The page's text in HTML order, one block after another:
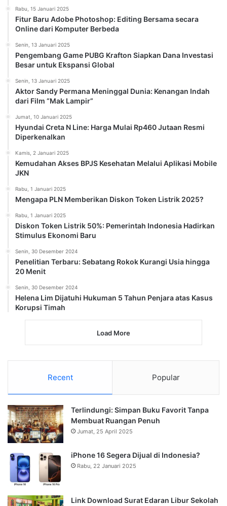
Rabu, 15 Januari 2025
Fitur Baru Adobe Photoshop: Editing Bersama secara
Online dari Komputer Berbeda
Senin, 13 Januari 2025
Pengembang Game PUBG Krafton Siapkan Dana Investasi
Besar untuk Ekspansi Global
Senin, 13 Januari 2025
Aktor Sandy Permana Meninggal Dunia: Kenangan Indah
dari Film “Mak Lampir”
Jumat, 10 Januari 2025
Hyundai Creta N Line: Harga Mulai Rp460 Jutaan Resmi
Diperkenalkan
Kamis, 2 Januari 2025
Kemudahan Akses BPJS Kesehatan Melalui Aplikasi Mobile
JKN
Rabu, 1 Januari 2025
Mengapa PLN Memberikan Diskon Token Listrik 2025?
Rabu, 1 Januari 2025
Diskon Token Listrik 50%: Pemerintah Indonesia Hadirkan
Stimulus Ekonomi Baru
Senin, 30 Desember 2024
Penelitian Terbaru: Sebatang Rokok Kurangi Usia hingga
20 Menit
Senin, 30 Desember 2024
Helena Lim Dijatuhi Hukuman 5 Tahun Penjara atas Kasus
Korupsi Timah
Load More
Recent Popular
Terlindungi: Simpan Buku Favorit Tanpa
Membuat Ruangan Penuh
Jumat, 25 April 2025
iPhone 16 Segera Dijual di Indonesia?
Rabu, 22 Januari 2025
Link Download Surat Edaran Libur Sekolah